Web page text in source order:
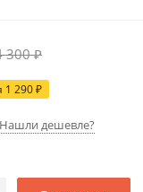
300₽
1 290₽
Нашли дешевле?